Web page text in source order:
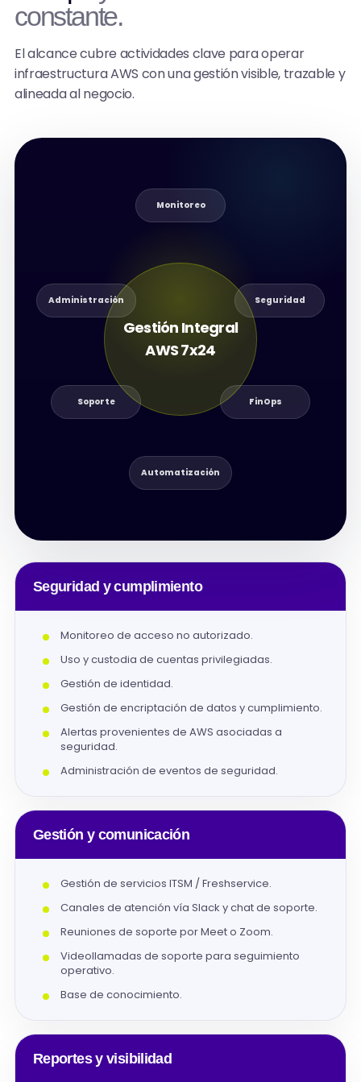
constante.
El alcance cubre actividades clave para operar
infraestructura AWS con una gestión visible, trazable y
alineada al negocio.
Gestión Integral
AWS 7x24
Monitoreo
Seguridad
FinOps
Automatización
Soporte
Administración
Seguridad y cumplimiento
Monitoreo de acceso no autorizado.
Uso y custodia de cuentas privilegiadas.
Gestión de identidad.
Gestión de encriptación de datos y cumplimiento.
Alertas provenientes de AWS asociadas a
seguridad.
Administración de eventos de seguridad.
Gestión y comunicación
Gestión de servicios ITSM / Freshservice.
Canales de atención vía Slack y chat de soporte.
Reuniones de soporte por Meet o Zoom.
Videollamadas de soporte para seguimiento
operativo.
Base de conocimiento.
Reportes y visibilidad